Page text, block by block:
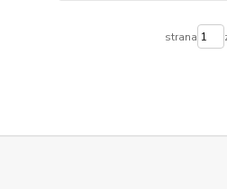
strana